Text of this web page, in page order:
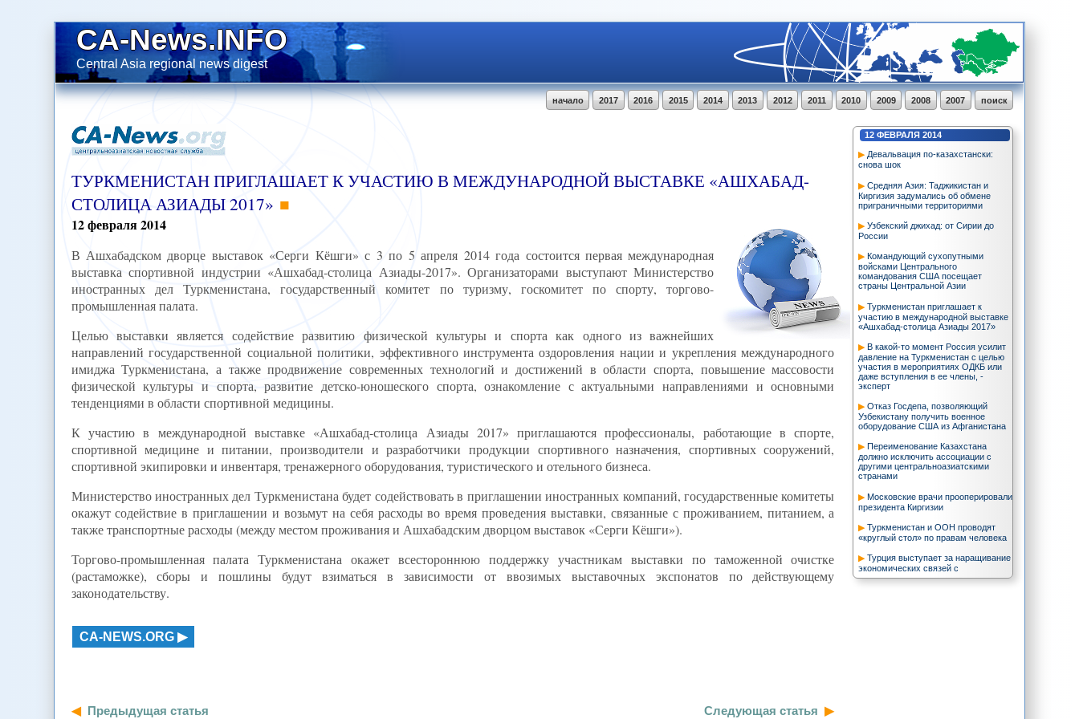
CA-News.INFO
Central Asia regional news digest
поиск
2007
2008
2009
2010
2011
2012
2013
2014
2015
2016
2017
начало
12 ФЕВРАЛЯ 2014
Девальвация по-казахстански:
cнова шок
Средняя Азия: Таджикистан и
Киргизия задумались об обмене
приграничными территориями
Узбекский джихад: от Сирии до
России
Командующий сухопутными
войсками Центрального
командования США посещает
страны Центральной Азии
Туркменистан приглашает к
участию в международной выставке
«Ашхабад-столица Азиады 2017»
В какой-то момент Россия усилит
давление на Туркменистан с целью
участия в мероприятиях ОДКБ или
даже вступления в ее члены, -
эксперт
Отказ Госдепа, позволяющий
Узбекистану получить военное
оборудование США из Афганистана
Переименование Казахстана
должно исключить ассоциации с
другими центральноазиатскими
странами
Московские врачи прооперировали
президента Киргизии
Туркменистан и ООН проводят
«круглый стол» по правам человека
Турция выступает за наращивание
экономических связей с
Туркменистаном - минэкономики
ТУРКМЕНИСТАН ПРИГЛАШАЕТ К УЧАСТИЮ В МЕЖДУНАРОДНОЙ ВЫСТАВКЕ «АШХАБАД-
СТОЛИЦА АЗИАДЫ 2017»
12февраля2014
В Ашхабадском дворце выставок «Серги Кёшги» с 3 по 5 апреля 2014 года состоится первая международная
выставка спортивной индустрии «Ашхабад-столица Азиады-2017». Организаторами выступают Министерство
иностранных дел Туркменистана, государственный комитет по туризму, госкомитет по спорту, торгово-
промышленная палата.
Целью выставки является содействие развитию физической культуры и спорта как одного из важнейших
направлений государственной социальной политики, эффективного инструмента оздоровления нации и укрепления международного
имиджа Туркменистана, а также продвижение современных технологий и достижений в области спорта, повышение массовости
физической культуры и спорта, развитие детско-юношеского спорта, ознакомление с актуальными направлениями и основными
тенденциями в области спортивной медицины.
К участию в международной выставке «Ашхабад-столица Азиады 2017» приглашаются профессионалы, работающие в спорте,
спортивной медицине и питании, производители и разработчики продукции спортивного назначения, спортивных сооружений,
спортивной экипировки и инвентаря, тренажерного оборудования, туристического и отельного бизнеса.
Министерство иностранных дел Туркменистана будет содействовать в приглашении иностранных компаний, государственные комитеты
окажут содействие в приглашении и возьмут на себя расходы во время проведения выставки, связанные с проживанием, питанием, а
также транспортные расходы (между местом проживания и Ашхабадским дворцом выставок «Серги Кёшги»).
Торгово-промышленная палата Туркменистана окажет всестороннюю поддержку участникам выставки по таможенной очистке
(растаможке), сборы и пошлины будут взиматься в зависимости от ввозимых выставочных экспонатов по действующему
законодательству.
CA-NEWS.ORG
Предыдущая статья Следующая статья